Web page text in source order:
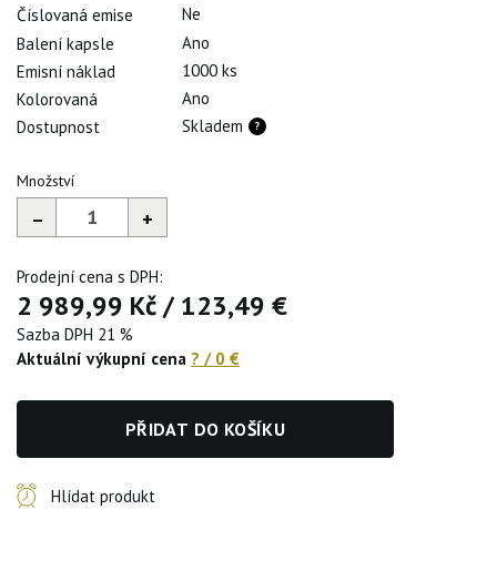
Číslovaná emise
Ne
Balení kapsle
Ano
Emisní náklad
1000 ks
Kolorovaná
Ano
Dostupnost
Skladem
Množství
– +
Prodejní cena s DPH:
2 989,99 Kč/123,49 €
Sazba DPH 21 %
Aktuální výkupní cena ? / 0 €
PŘIDAT DO KOŠÍKU
Hlídat produkt